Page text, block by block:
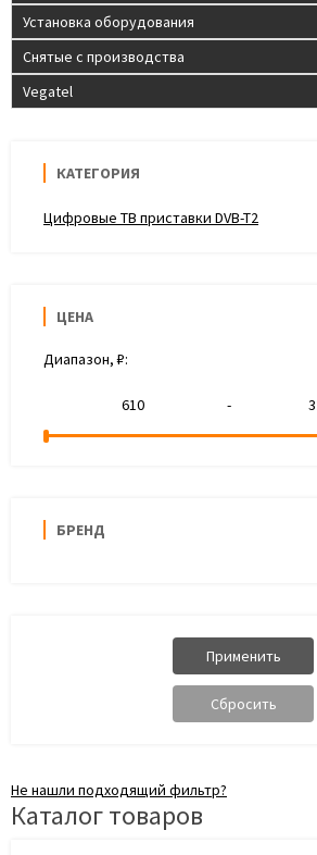
Установка оборудования
Снятые с производства
Vegatel
КАТЕГОРИЯ
Цифровые ТВ приставки DVB-T2
ЦЕНА
Диапазон, ₽:
-
БРЕНД
Не нашли подходящий фильтр?
Каталог товаров